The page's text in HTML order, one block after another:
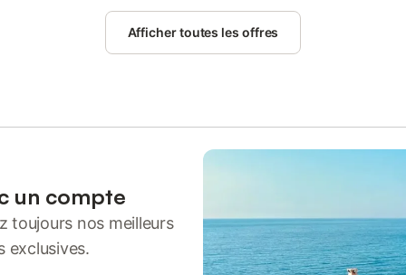
Mont Saint-Michel and 38 km
Jurques.
Afficher toutes les offres
un compte
toujours nos meilleurs
exclusives.